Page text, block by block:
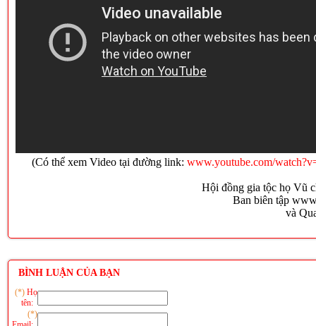
(Có thể xem Video tại đường link:www.youtube.com/
Hội đồng gia tộc họ Vũ
Ban biên tập
và
BÌNH LUẬN CỦA BẠN
(*) Họ
tên:
(*)